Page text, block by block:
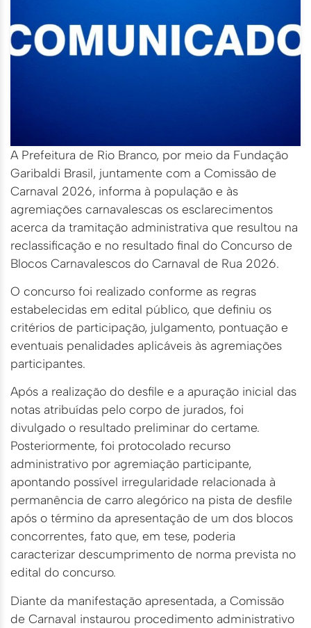
A Prefeitura de Rio Branco, por meio da Fundação
Garibaldi Brasil, juntamente com a Comissão de
Carnaval 2026, informa à população e às
agremiações carnavalescas os esclarecimentos
acerca da tramitação administrativa que resultou na
reclassificação e no resultado final do Concurso de
Blocos Carnavalescos do Carnaval de Rua 2026.
O concurso foi realizado conforme as regras
estabelecidas em edital público, que definiu os
critérios de participação, julgamento, pontuação e
eventuais penalidades aplicáveis às agremiações
participantes.
Após a realização do desfile e a apuração inicial das
notas atribuídas pelo corpo de jurados, foi
divulgado o resultado preliminar do certame.
Posteriormente, foi protocolado recurso
administrativo por agremiação participante,
apontando possível irregularidade relacionada à
permanência de carro alegórico na pista de desfile
após o término da apresentação de um dos blocos
concorrentes, fato que, em tese, poderia
caracterizar descumprimento de norma prevista no
edital do concurso.
Diante da manifestação apresentada, a Comissão
de Carnaval instaurou procedimento administrativo